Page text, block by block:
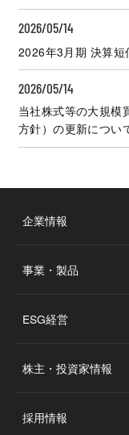
2026/05/14
2026年3月期 決算短
2026/05/14
当社株式等の大規模
方針）の更新につい
企業情報
事業・製品
ESG経営
株主・投資家情報
採用情報